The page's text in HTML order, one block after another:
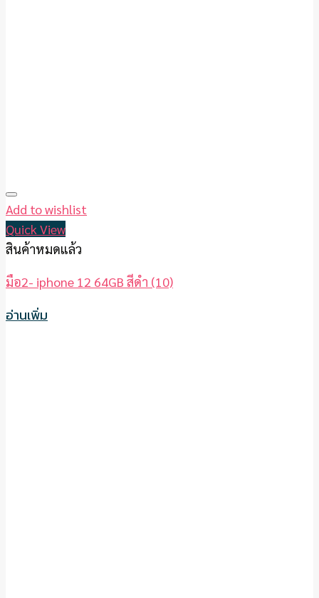
Add to wishlist
Quick View
สินค้าหมดแล้ว
มือ2- iphone 12 64GB สีดำ (10)
อ่านเพิ่ม